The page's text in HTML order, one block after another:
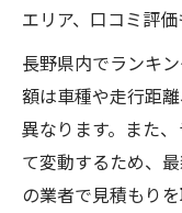
エリア、口コミ評価
長野県内でランキ
額は車種や走行距
異なります。また
て変動するため、
の業者で見積もり